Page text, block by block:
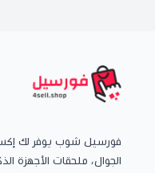
فورسيل شوب يوفر لك
الجوال، ملحقات الأجهزة